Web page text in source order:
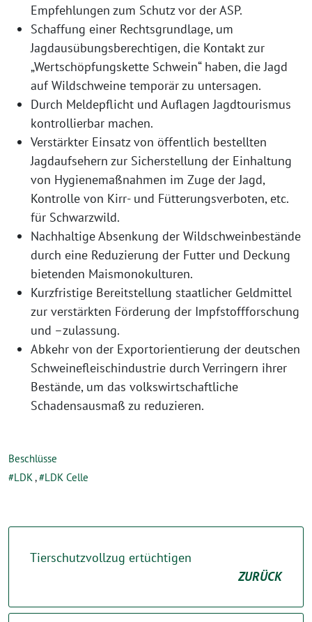
Empfehlungen zum Schutz vor der ASP.
Schaffung einer Rechtsgrundlage, um
Jagdausübungsberechtigen, die Kontakt zur
„Wertschöpfungskette Schwein“ haben, die Jagd
auf Wildschweine temporär zu untersagen.
Durch Meldepflicht und Auflagen Jagdtourismus
kontrollierbar machen.
Verstärkter Einsatz von öffentlich bestellten
Jagdaufsehern zur Sicherstellung der Einhaltung
von Hygienemaßnahmen im Zuge der Jagd,
Kontrolle von Kirr- und Fütterungsverboten, etc.
für Schwarzwild.
Nachhaltige Absenkung der Wildschweinbestände
durch eine Reduzierung der Futter und Deckung
bietenden Maismonokulturen.
Kurzfristige Bereitstellung staatlicher Geldmittel
zur verstärkten Förderung der Impfstoffforschung
und –zulassung.
Abkehr von der Exportorientierung der deutschen
Schweinefleischindustrie durch Verringern ihrer
Bestände, um das volkswirtschaftliche
Schadensausmaß zu reduzieren.
Beschlüsse
LDK, LDK Celle
Tierschutzvollzug ertüchtigen
ZURÜCK